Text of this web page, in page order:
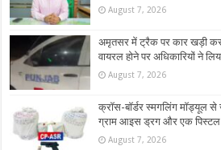
August 7, 2026
अमृतसर में ट्रैक पर कार खड़ी
वायरल होने पर अधिकारियों ने
August 7, 2026
क्रॉस-बॉर्डर स्मगलिंग मॉड्यूल
ग्राम आइस ड्रग और एक
August 7, 2026